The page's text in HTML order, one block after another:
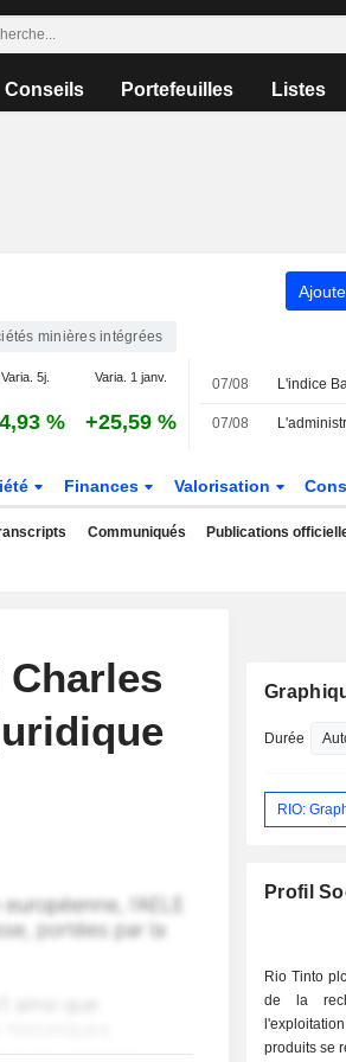
Conseils Portefeuilles Listes
minières intégrées
Varia. 5j. Varia. 1 janv.
% +25,59 %
07/08
07/08
Finances Valorisation
Communiqués Publications
Durée
RIO:
Profil
Rio Tinto
de la
produits se